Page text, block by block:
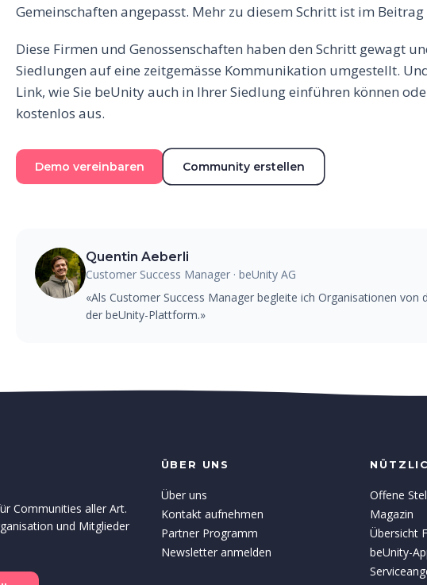
Gemeinschaften angepasst. Mehr zu diesem Schritt ist im Beitrag
Diese Firmen und Genossenschaften haben den Schritt gewagt
Siedlungen auf eine zeitgemässe Kommunikation umgestellt.
Link, wie Sie beUnity auch in Ihrer Siedlung einführen können
kostenlos aus.
Demo vereinbaren Community erstellen
Quentin Aeberli
Customer Success Manager · beUnity AG
«Als Customer Success Manager begleite ich Organisationen von
der beUnity-Plattform.»
Communities aller Art.
und Mitglieder
ÜBER UNS
Über uns
Kontakt aufnehmen
Partner Programm
Newsletter anmelden
Offene
Magazin
Übersicht
beUnity-